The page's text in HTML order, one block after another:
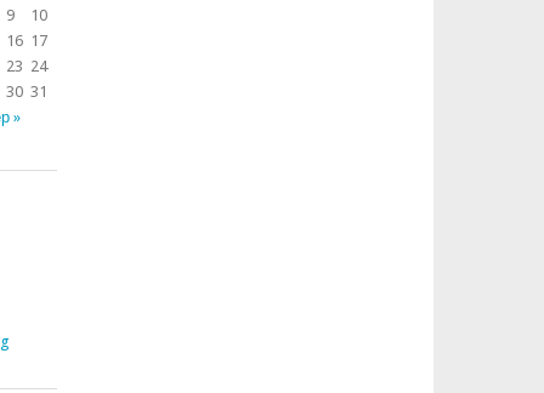
»
9
10
16 17
23 24
30 31